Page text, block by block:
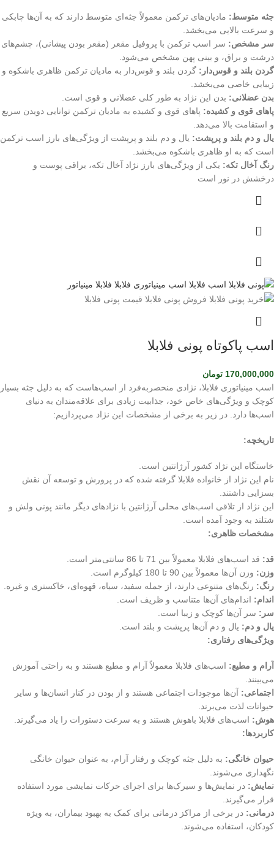
جثه متوسط: مادیان‌های ترکمن معمولاً جثه‌ای متوسط دارند که به آن‌ها چابکی
و سرعت بالایی می‌بخشد.
سر مشخص: سر اسب ترکمن با پروفیل مقعر (مقعر بودن پیشانی)، چشم‌های
درشت و براق، و بینی پهن مشخص می‌شود.
گردن بلند و قوس‌دار: گردن بلند و قوس‌دار به مادیان ترکمن ظاهری باشکوه و
زیبایی خاصی می‌بخشد.
بدن عضلانی: بدن این نژاد به طور کلی عضلانی و قوی است.
پاهای قوی و کشیده: پاهای قوی و کشیده به مادیان ترکمن توانایی دویدن سریع
و استقامت بالا می‌دهد.
یال و دم بلند و پرپشت: یال و دم بلند و پرپشت از ویژگی‌های بارز اسب ترکمن
است که به او ظاهری باشکوه می‌بخشد.
رنگ آخال تکه: یکی از ویژگی‌های بارز نژاد آخال تکه، براقی پوست و
درخشش در نور است
اسب پاکوتاه پونی فلابلا
170,000,000 تومان
اسب مینیاتوری فلابلا، نژادی منحصربه‌فرد از اسب‌هاست که به دلیل جثه بسیار
کوچک و ویژگی‌های خاص خود، جذابیت زیادی برای علاقه‌مندان به دنیای
اسب‌ها دارد. در زیر به برخی از مشخصات این نژاد می‌پردازیم:
تاریخچه:
خاستگاه این نژاد کشور آرژانتین است.
نام این نژاد از خانواده فلابلا گرفته شده که در پرورش و توسعه آن نقش
بسزایی داشتند.
این نژاد از تلاقی اسب‌های محلی آرژانتین با نژادهای دیگر مانند پونی ولش و
شتلند به وجود آمده است.
مشخصات ظاهری:
قد: قد اسب‌های فلابلا معمولاً بین 71 تا 86 سانتی‌متر است.
وزن: وزن آن‌ها معمولاً بین 90 تا 180 کیلوگرم است.
رنگ: رنگ‌های متنوعی دارند، از جمله سفید، سیاه، قهوه‌ای، خاکستری و غیره.
اندام: اندام‌های آن‌ها متناسب و ظریف است.
سر: سر آن‌ها کوچک و زیبا است.
یال و دم: یال و دم آن‌ها پرپشت و بلند است.
ویژگی‌های رفتاری:
آرام و مطیع: اسب‌های فلابلا معمولاً آرام و مطیع هستند و به راحتی آموزش
می‌بینند.
اجتماعی: آن‌ها موجودات اجتماعی هستند و از بودن در کنار انسان‌ها و سایر
حیوانات لذت می‌برند.
هوش: اسب‌های فلابلا باهوش هستند و به سرعت دستورات را یاد می‌گیرند.
کاربردها:
حیوان خانگی: به دلیل جثه کوچک و رفتار آرام، به عنوان حیوان خانگی
نگهداری می‌شوند.
نمایش: در نمایش‌ها و سیرک‌ها برای اجرای حرکات نمایشی مورد استفاده
قرار می‌گیرند.
درمانی: در برخی از مراکز درمانی برای کمک به بهبود بیماران، به ویژه
کودکان، استفاده می‌شوند.